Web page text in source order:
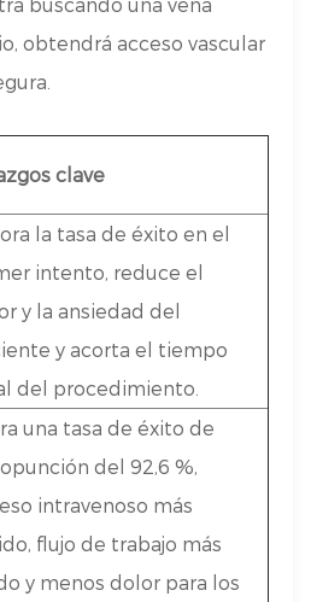
obtendrá acceso vascular
clave
la tasa de éxito en el
intento, reduce el
y la ansiedad del
y acorta el tiempo
del procedimiento.
una tasa de éxito de
del 92,6 %,
intravenoso más
flujo de trabajo más
y menos dolor para los